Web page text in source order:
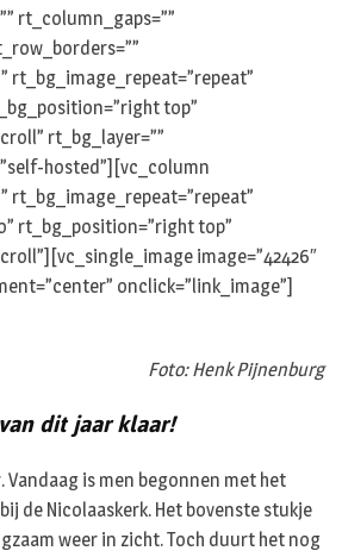
rt_column_gaps=””
rt_bg_image_repeat=”repeat”
top”
rt_bg_layer=””
hosted”][vc_column
rt_bg_image_repeat=”repeat”
rt_bg_position=”right top”
image=”42426″
onclick=”link_image”]
Foto: Henk Pijnenburg
dit jaar klaar!
Vandaag is men begonnen met het
de Nicolaaskerk. Het bovenste stukje
weer in zicht. Toch duurt het nog